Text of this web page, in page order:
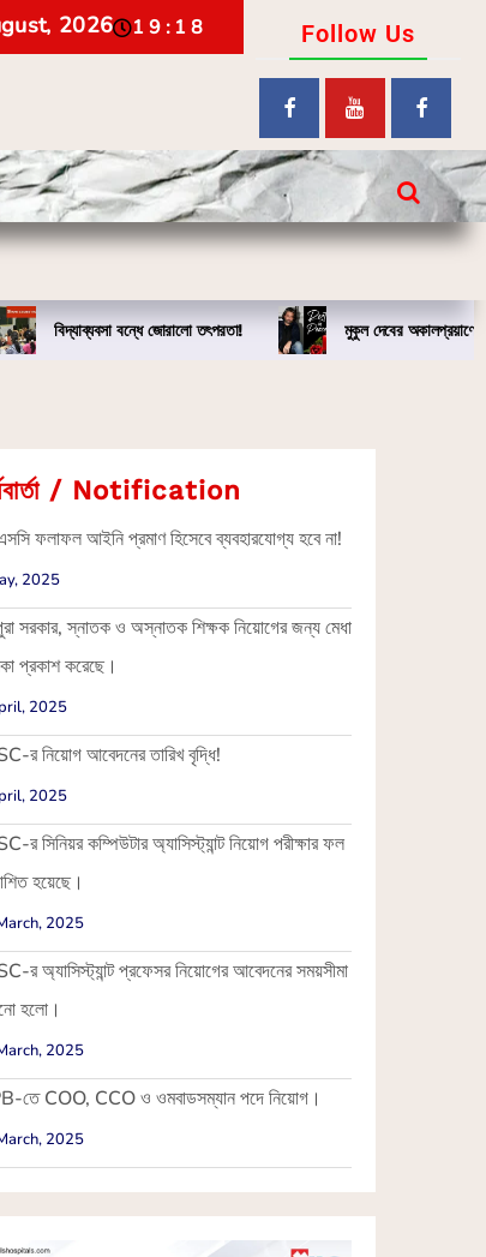
2026 19:18 Follow Us
বিদ্যাব্যবসা বন্ধে জোরালো তৎপরতা! মুকুল দেবের
/ Notification
ফলাফল আইনি প্রমাণ হিসেবে ব্যবহারযোগ্য হবে না!
2025
সরকার, স্নাতক ও অস্নাতক শিক্ষক নিয়োগের জন্য মেধা
প্রকাশ করেছে।
2025
র নিয়োগ আবেদনের তারিখ বৃদ্ধি!
2025
র সিনিয়র কম্পিউটার অ্যাসিস্ট্যান্ট নিয়োগ পরীক্ষার ফল
হয়েছে।
2025
র অ্যাসিস্ট্যান্ট প্রফেসর নিয়োগের আবেদনের সময়সীমা
হলো।
2025
তে COO, CCO ও ওমবাডসম্যান পদে নিয়োগ।
2025